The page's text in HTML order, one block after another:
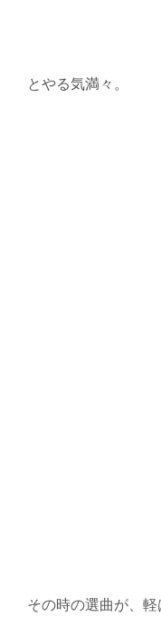
とやる気満々。
その時の選曲が、